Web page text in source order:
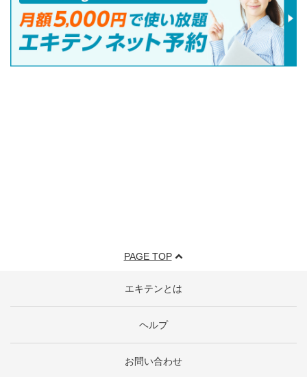
PAGE TOP
エキテンとは
ヘルプ
お問い合わせ